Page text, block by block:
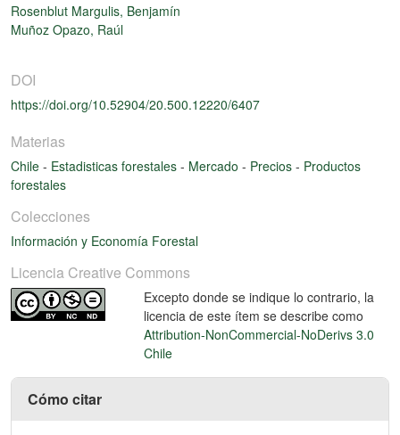
Rosenblut Margulis, Benjamín
Muñoz Opazo, Raúl
DOI
https://doi.org/10.52904/20.500.12220/6407
Materias
Chile - Estadisticas forestales - Mercado - Precios - Productos
forestales
Colecciones
Información y Economía Forestal
Licencia Creative Commons
Excepto donde se indique lo contrario, la
licencia de este ítem se describe como
Attribution-NonCommercial-NoDerivs 3.0
Chile
Cómo citar